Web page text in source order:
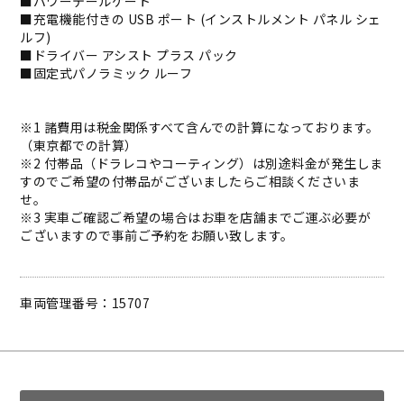
■充電機能付きの USB ポート (インストルメント パネル シェ
ルフ)
■ドライバー アシスト プラス パック
■固定式パノラミック ルーフ
※1 諸費用は税金関係すべて含んでの計算になっております。
（東京都での計算）
※2 付帯品（ドラレコやコーティング）は別途料金が発生しま
すのでご希望の付帯品がございましたらご相談くださいま
せ。
※3 実車ご確認ご希望の場合はお車を店舗までご運ぶ必要が
ございますので事前ご予約をお願い致します。
車両管理番号：15707